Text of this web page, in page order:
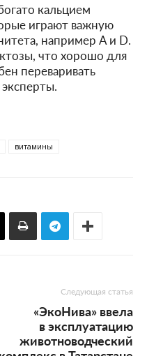
кальцием
играют важную
например A и D.
что хорошо для
переваривать
эксперты.
витамины
Следующая статья
«ЭкоНива» ввела
в эксплуатацию
животноводческий